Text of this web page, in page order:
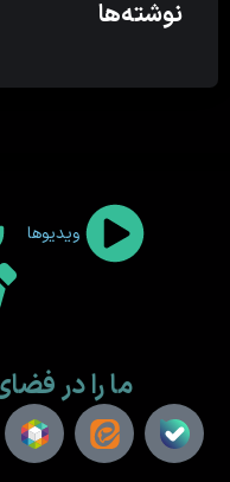
نوشته‌ها
ویدیوها
ما را در